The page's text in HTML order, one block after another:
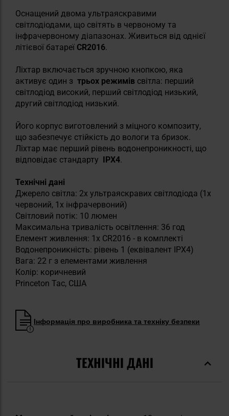
Оснащений двома ультраяскравими
світлодіодами, що світять в червоному та
інфрачервоному діапазонах. Живиться від однієї
літієвої батареї CR2016.
Ліхтар включається зручною кнопкою, яка
активує один з трьох режимів світла: перший
світлодіод високий, перший світлодіод низький,
другий світлодіод низький.
Його корпус виготовлений з міцного композиту,
що забезпечує стійкість до вологи та бризок.
Ліхтар має перший рівень водонепроникності, що
відповідає стандарту
IPX4.
Технічні дані
Джерело світла: 2х ультраяскравих світлодіода (1x
червоний, 1x інфрачервоний)
Світловий потік: 10 люмен
Максимальна тривалість освітлення: 36 год
Елемент живлення: 1x CR2016 - в комплекті
Водонепроникність: рівень 1 (еквівалент IPX4)
Вага: 22 г з елементами живлення
Колір: коричневий
Princeton Tac, США
Інформація про виробника та техніку безпеки
ТЕХНІЧНІ ДАНІ